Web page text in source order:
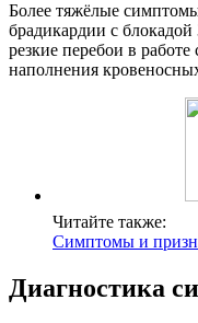
Более тяжёлые
брадикардии с
резкие перебои в
наполнения
Читайте также:
Симптомы и
Диагностика